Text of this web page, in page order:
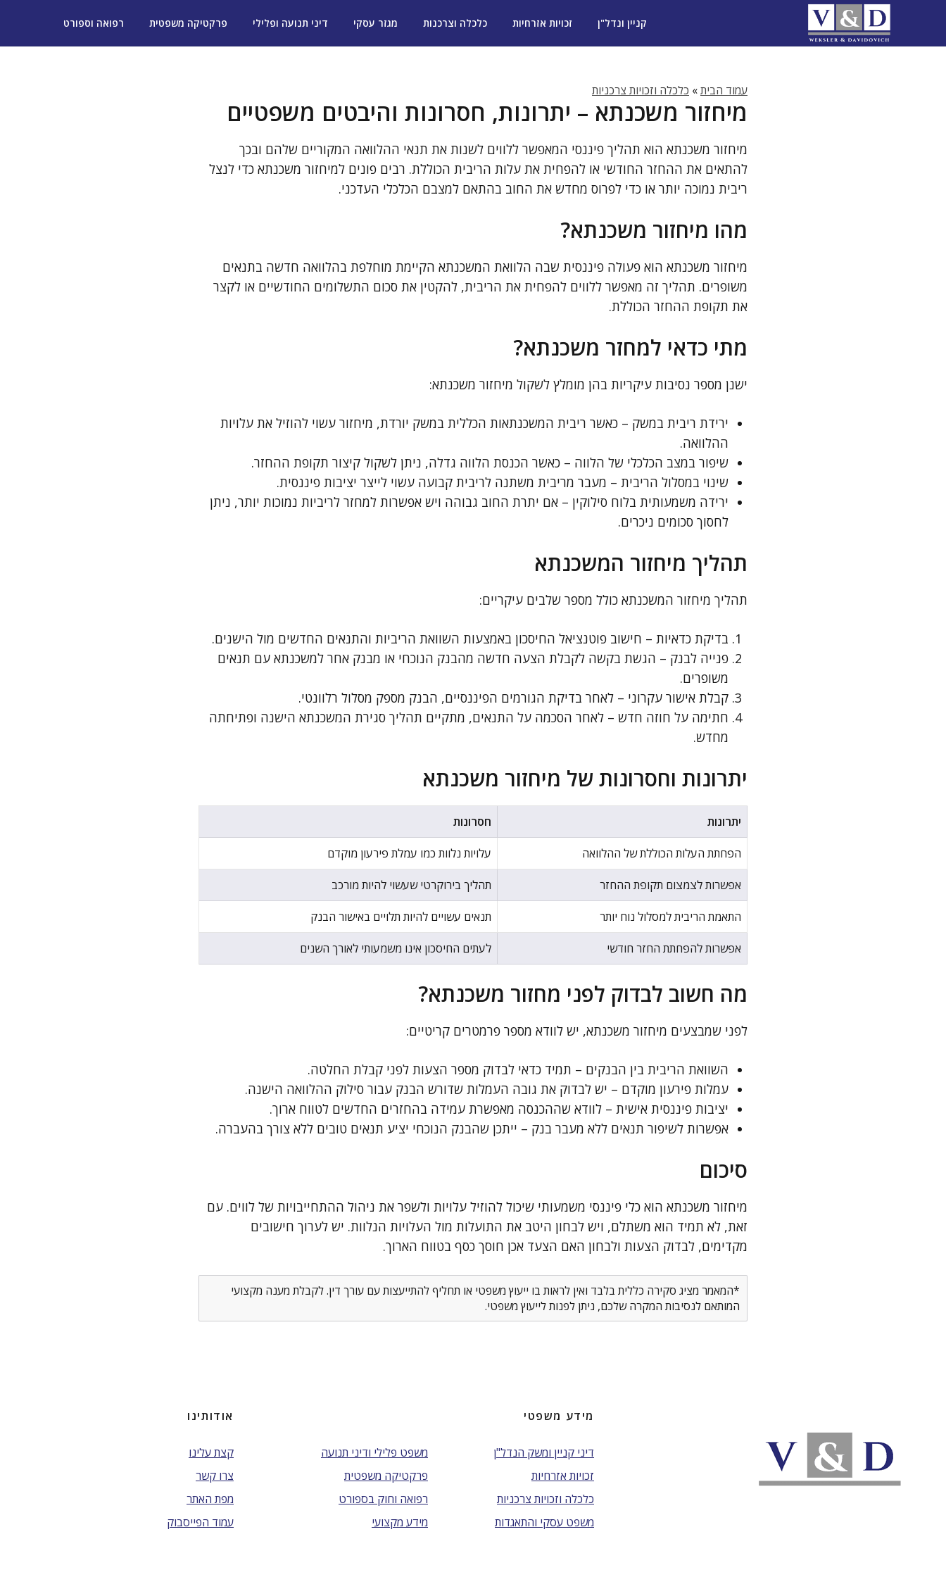
קניין ונדל"ן זכויות אזרחיות כלכלה וצרכנות מגזר עסקי דיני תנועה ופלילי פרקטיקה משפטית רפואה וספורט
עמוד הבית» כלכלה וזכויות צרכניות
מיחזור משכנתא – יתרונות, חסרונות והיבטים משפטיים
מיחזור משכנתא הוא תהליך פיננסי המאפשר ללווים לשנות את תנאי ההלוואה המקוריים שלהם ובכך
להתאים את ההחזר החודשי או להפחית את עלות הריבית הכוללת. רבים פונים למיחזור משכנתא כדי לנצל
ריבית נמוכה יותר או כדי לפרוס מחדש את החוב בהתאם למצבם הכלכלי העדכני.
מהו מיחזור משכנתא?
מיחזור משכנתא הוא פעולה פיננסית שבה הלוואת המשכנתא הקיימת מוחלפת בהלוואה חדשה בתנאים
משופרים. תהליך זה מאפשר ללווים להפחית את הריבית, להקטין את סכום התשלומים החודשיים או לקצר
את תקופת ההחזר הכוללת.
מתי כדאי למחזר משכנתא?
ישנן מספר נסיבות עיקריות בהן מומלץ לשקול מיחזור משכנתא:
ירידת ריבית במשק – כאשר ריבית המשכנתאות הכללית במשק יורדת, מיחזור עשוי להוזיל את עלויות
ההלוואה.
שיפור במצב הכלכלי של הלווה – כאשר הכנסת הלווה גדלה, ניתן לשקול קיצור תקופת ההחזר.
שינוי במסלול הריבית – מעבר מריבית משתנה לריבית קבועה עשוי לייצר יציבות פיננסית.
ירידה משמעותית בלוח סילוקין – אם יתרת החוב גבוהה ויש אפשרות למחזר לריביות נמוכות יותר, ניתן
לחסוך סכומים ניכרים.
תהליך מיחזור המשכנתא
תהליך מיחזור המשכנתא כולל מספר שלבים עיקריים:
בדיקת כדאיות – חישוב פוטנציאל החיסכון באמצעות השוואת הריביות והתנאים החדשים מול הישנים.
פנייה לבנק – הגשת בקשה לקבלת הצעה חדשה מהבנק הנוכחי או מבנק אחר למשכנתא עם תנאים
משופרים.
קבלת אישור עקרוני – לאחר בדיקת הגורמים הפיננסיים, הבנק מספק מסלול רלוונטי.
חתימה על חוזה חדש – לאחר הסכמה על התנאים, מתקיים תהליך סגירת המשכנתא הישנה ופתיחתה
מחדש.
יתרונות וחסרונות של מיחזור משכנתא
יתרונות חסרונות
הפחתת העלות הכוללת של ההלוואה עלויות נלוות כמו עמלת פירעון מוקדם
אפשרות לצמצום תקופת ההחזר תהליך בירוקרטי שעשוי להיות מורכב
התאמת הריבית למסלול נוח יותר תנאים עשויים להיות תלויים באישור הבנק
אפשרות להפחתת החזר חודשי לעתים החיסכון אינו משמעותי לאורך השנים
מה חשוב לבדוק לפני מחזור משכנתא?
לפני שמבצעים מיחזור משכנתא, יש לוודא מספר פרמטרים קריטיים:
השוואת הריבית בין הבנקים – תמיד כדאי לבדוק מספר הצעות לפני קבלת החלטה.
עמלות פירעון מוקדם – יש לבדוק את גובה העמלות שדורש הבנק עבור סילוק ההלוואה הישנה.
יציבות פיננסית אישית – לוודא שההכנסה מאפשרת עמידה בהחזרים החדשים לטווח ארוך.
אפשרות לשיפור תנאים ללא מעבר בנק – ייתכן שהבנק הנוכחי יציע תנאים טובים ללא צורך בהעברה.
סיכום
מיחזור משכנתא הוא כלי פיננסי משמעותי שיכול להוזיל עלויות ולשפר את ניהול ההתחייבויות של לווים. עם
זאת, לא תמיד הוא משתלם, ויש לבחון היטב את התועלות מול העלויות הנלוות. יש לערוך חישובים
מקדימים, לבדוק הצעות ולבחון האם הצעד אכן חוסך כסף בטווח הארוך.
*המאמר מציג סקירה כללית בלבד ואין לראות בו ייעוץ משפטי או תחליף להתייעצות עם עורך דין. לקבלת מענה מקצועי
המותאם לנסיבות המקרה שלכם, ניתן לפנות לייעוץ משפטי.
מידע משפטי
דיני קניין ומשק הנדל"ן
זכויות אזרחיות
כלכלה וזכויות צרכניות
משפט עסקי והתאגדות
משפט פלילי ודיני תנועה
פרקטיקה משפטית
רפואה וחוק בספורט
מידע מקצועי
אודותינו
קצת עלינו
צרו קשר
מפת האתר
עמוד הפייסבוק